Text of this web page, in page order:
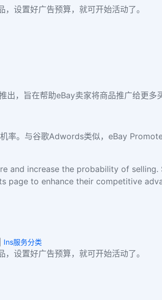
设置好广告预算，就可开始活动了。
，旨在帮助eBay卖家将商品推广给更多买
率。与谷歌Adwords类似，eBay
and increase the probability of
page to enhance their competitive
Ins服务分类
设置好广告预算，就可开始活动了。